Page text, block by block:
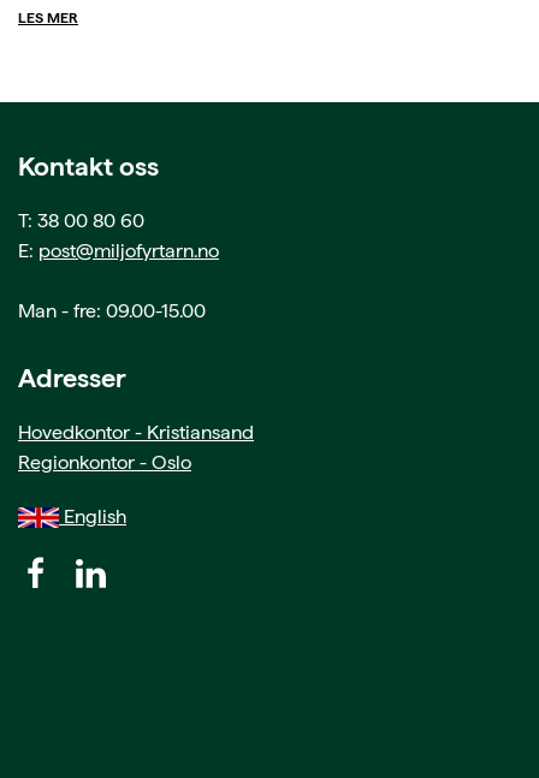
LES MER
Kontakt oss
T: 38 00 80 60
E: post@miljofyrtarn.no
Man - fre: 09.00-15.00
Adresser
Hovedkontor - Kristiansand
Regionkontor - Oslo
English